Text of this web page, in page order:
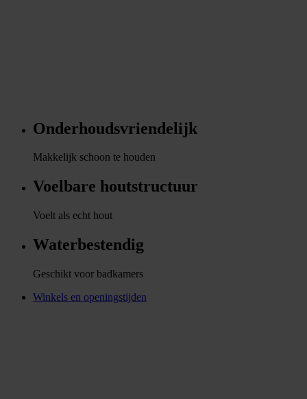
Onderhoudsvriendelijk
Makkelijk schoon te houden
Voelbare houtstructuur
Voelt als echt hout
Waterbestendig
Geschikt voor badkamers
Winkels en openingstijden